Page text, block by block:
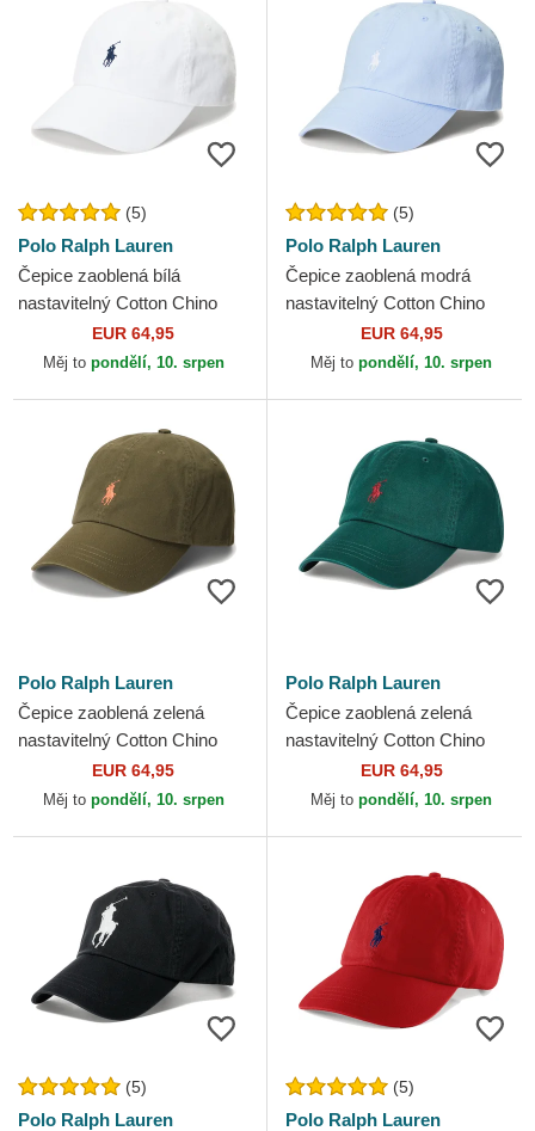
(5)
Polo Ralph Lauren
Čepice zaoblená bílá
nastavitelný Cotton Chino
Classic Sport Polo Ralph
Lauren
EUR 64,95
Měj to pondělí, 10. srpen
(5)
Polo Ralph Lauren
Čepice zaoblená modrá
nastavitelný Cotton Chino
Classic Sport Polo Ralph
Lauren
EUR 64,95
Měj to pondělí, 10. srpen
Polo Ralph Lauren
Čepice zaoblená zelená
nastavitelný Cotton Chino
Classic Sport Polo Ralph
Lauren
EUR 64,95
Měj to pondělí, 10. srpen
Polo Ralph Lauren
Čepice zaoblená zelená
nastavitelný Cotton Chino
Classic Sport Polo Ralph
Lauren
EUR 64,95
Měj to pondělí, 10. srpen
(5)
Polo Ralph Lauren
(5)
Polo Ralph Lauren